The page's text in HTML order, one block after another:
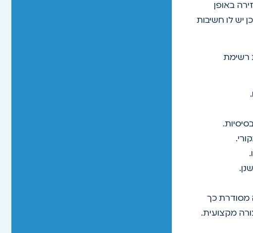
באופן
יש לו חשיבות
רשימת
מסודרת כך
מקצועית.